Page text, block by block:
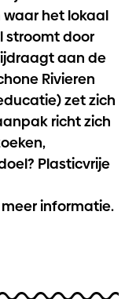
het lokaal
stroomt door
aan de
Rivieren
zet zich
richt zich
Plasticvrije
informatie.